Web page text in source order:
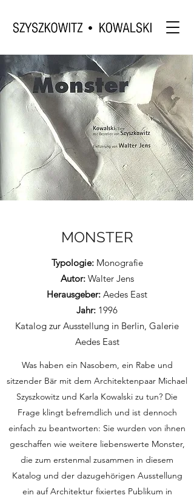
MONSTER
Typologie: Monografie
Autor: Walter Jens
Herausgeber: Aedes East
Jahr: 1996
Katalog zur Ausstellung in Berlin, Galerie
Aedes East
Was haben ein Nasobem, ein Rabe und
sitzender Bär mit dem Architektenpaar Michael
Szyszkowitz und Karla Kowalski zu tun? Die
Frage klingt befremdlich und ist dennoch
einfach zu beantworten: Sie wurden von ihnen
geschaffen wie weitere liebenswerte Monster,
die zum erstenmal zusammen in diesem
Katalog und der dazugehörigen Ausstellung
ein auf Architektur fixiertes Publikum in